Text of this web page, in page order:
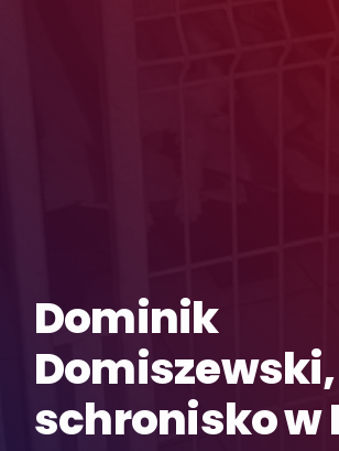
Dominik
Domiszewski,
schronisko w